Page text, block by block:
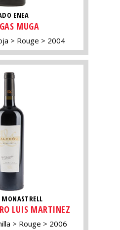
ENEA
MUGA
Rouge 2004
MONASTRELL
LUIS MARTINEZ
Rouge 2006